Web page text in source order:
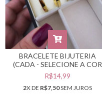
BRACELETE BIJUTERIA
(CADA - SELECIONE A COR
DESEJADA) #PB0301753
R$14,99
2X DE R$7,50SEM JUROS